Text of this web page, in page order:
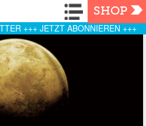
Navigation
SHOP
+++ JETZT ABONNIEREN +++